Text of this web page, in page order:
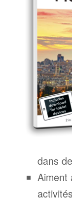
dans
Aiment